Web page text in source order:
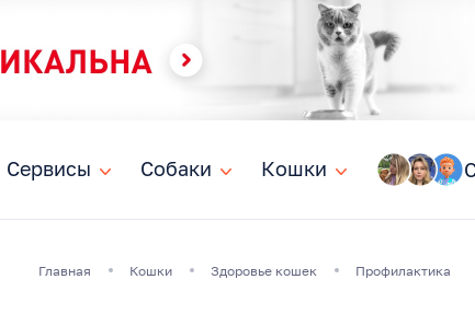
Сервисы
Сервисы Собаки
Собаки Кошки
Кошки
Главная Кошки Здоровье кошек Профилактика